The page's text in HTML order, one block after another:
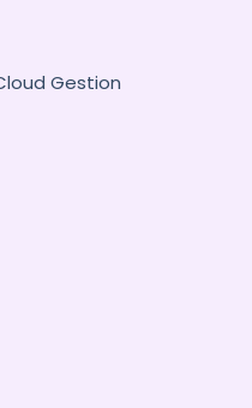
Gestion